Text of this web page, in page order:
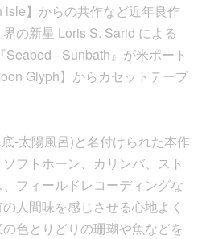
】からの共作など近年良作
の新星 Loris S. Sarid による
- Sunbath』が米ポート
Glyph】からカセットテープ
-太陽風呂)と名付けられた本作
フトホーン、カリンバ、スト
フィールドレコーディングな
人間味を感じさせる心地よく
色とりどりの珊瑚や魚などを